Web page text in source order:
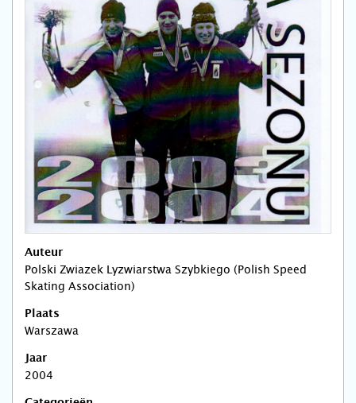
Auteur
Polski Zwiazek Lyzwiarstwa Szybkiego (Polish Speed
Skating Association)
Plaats
Warszawa
Jaar
2004